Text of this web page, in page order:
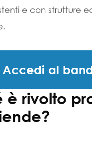
e con strutture
Accedi al
è rivolto